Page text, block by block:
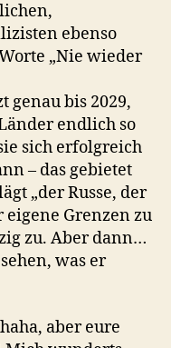
ebenso
„Nie wieder
genau bis 2029,
endlich so
sich erfolgreich
– das gebietet
„der Russe, der
Grenzen zu
zu. Aber dann…
was er
aber eure